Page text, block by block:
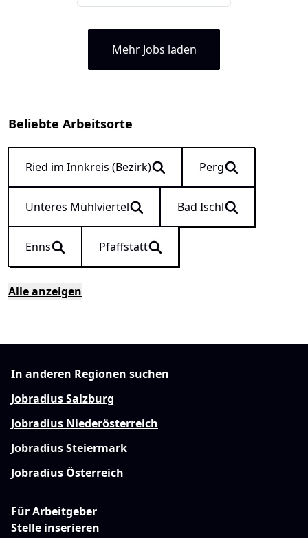
Mehr Jobs laden
Beliebte Arbeitsorte
Ried im Innkreis (Bezirk) Perg
Unteres Mühlviertel Bad Ischl
Enns Pfaffstätt
Alle anzeigen
In anderen Regionen suchen
Jobradius Salzburg
Jobradius Niederösterreich
Jobradius Steiermark
Jobradius Österreich
Für Arbeitgeber
Stelle inserieren